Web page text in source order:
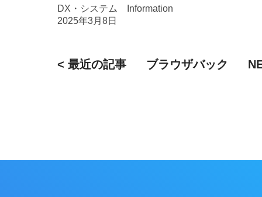
DX・システム
Information
2025年3月8日
< 最近の記事 ブラウザバック